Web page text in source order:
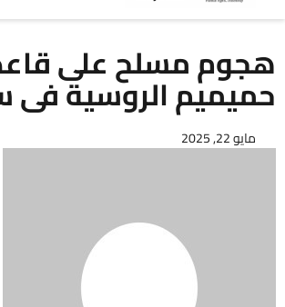
هجوم مسلح على
حميميم الروسية فى
مايو 22, 2025